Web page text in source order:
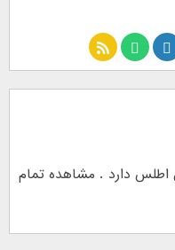
در نوین اطلس دارد . مشاهده تمام